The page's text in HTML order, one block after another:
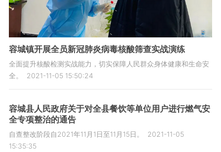
容城镇开展全员新冠肺炎病毒核酸筛查实战演练
全面提升核酸检测实战能力，切实保障人民群众身体健康和生命安
全。
2021-11-05 15:50:24
容城县人民政府关于对全县餐饮等单位用户进行燃气安
全专项整治的通告
自查整改阶段自2021年11月1日至11月15日。
2021-11-05
15:35:35